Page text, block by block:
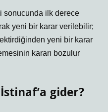
sonucunda ilk derece
yeni bir karar verilebilir;
yeni bir karar
kararı bozulur
gider?